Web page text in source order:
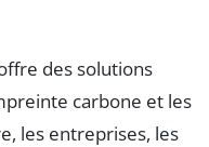
des solutions
carbone et les
les entreprises, les